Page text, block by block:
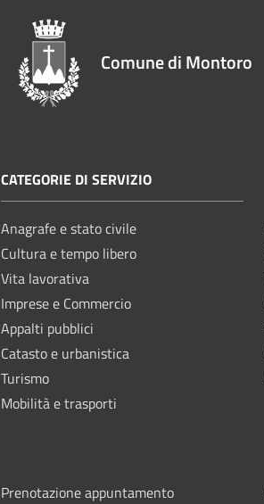
Comune di Montoro
CATEGORIE DI SERVIZIO
Anagrafe e stato civile
Cultura e tempo libero
Vita lavorativa
Imprese e Commercio
Appalti pubblici
Catasto e urbanistica
Turismo
Mobilità e trasporti
Prenotazione appuntamento